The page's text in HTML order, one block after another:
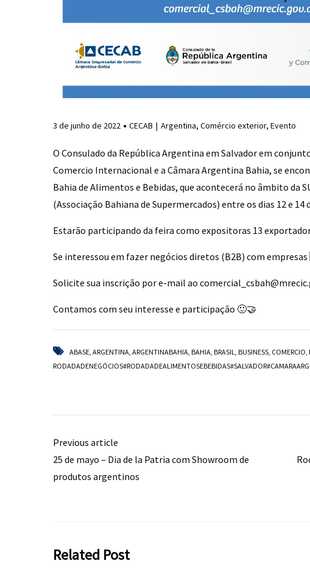
3 de junho de 2022 CECAB Argentina, Comércio exterior, Evento
O Consulado da República Argentina em Salvador em
Comercio Internacional e a Câmara Argentina Bahia, se
Bahia de Alimentos e Bebidas, que acontecerá no âmbito da
(Associação Bahiana de Supermercados) entre os dias 12 e 14
Estarão participando da feira como expositoras 13
Se interessou em fazer negócios diretos (B2B) com
Solicite sua inscrição por e-mail ao
Contamos com seu interesse e participação 🙂🤝
ABASE, ARGENTINA, ARGENTINABAHIA, BAHIA, BRASIL, BUSINESS, COMERCIO,
Previous article
25 de mayo – Dia de la Patria com Showroom de
produtos argentinos
Related Post